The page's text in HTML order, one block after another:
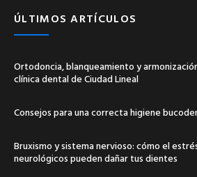
ÚLTIMOS ARTÍCULOS
Ortodoncia, blanqueamiento y
clínica dental de Ciudad Lineal
Consejos para una correcta higiene
Bruxismo y sistema nervioso: cómo el
neurológicos pueden dañar tus dientes